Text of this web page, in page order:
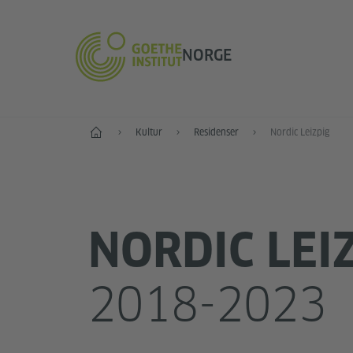
NORGE
Forside Kultur Residenser Nordic Leizpig
NORDIC
2018-2023